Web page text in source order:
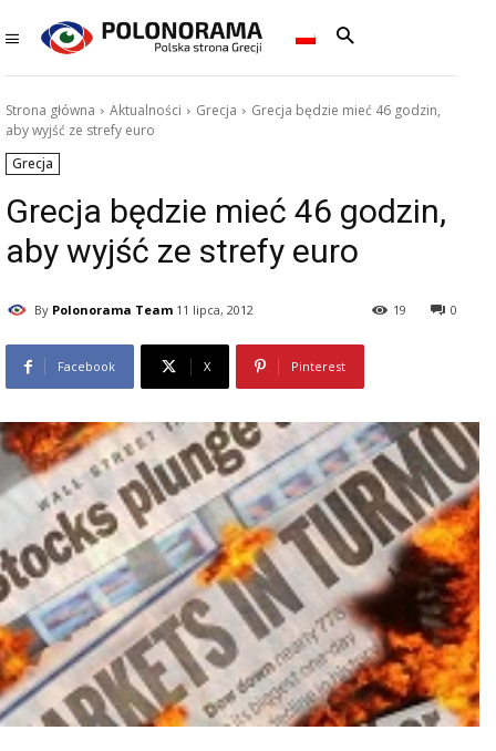
Strona główna Aktualności Grecja
Grecja będzie mieć 46 godzin,
aby wyjść ze strefy euro
Grecja
Grecja będzie mieć 46 godzin,
aby wyjść ze strefy euro
By Polonorama Team 11 lipca, 2012 0
19
Facebook X Pinterest